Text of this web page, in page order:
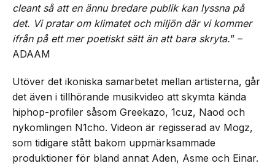
cleant så att en ännu bredare publik kan lyssna på
det. Vi pratar om klimatet och miljön där vi kommer
ifrån på ett mer poetiskt sätt än att bara skryta.” –
ADAAM
Utöver det ikoniska samarbetet mellan artisterna, går
det även i tillhörande musikvideo att skymta kända
hiphop-profiler såsom Greekazo, 1cuz, Naod och
nykomlingen N1cho. Videon är regisserad av Mogz,
som tidigare stått bakom uppmärksammade
produktioner för bland annat Aden, Asme och Einar.